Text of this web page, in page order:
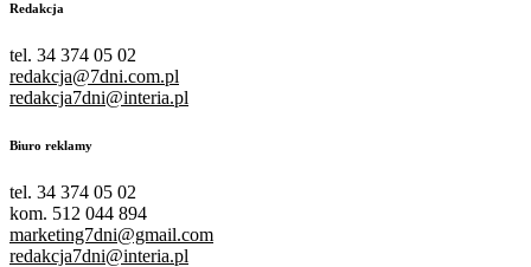
Redakcja
tel. 34 374 05 02
redakcja@7dni.com.pl
redakcja7dni@interia.pl
Biuro reklamy
tel. 34 374 05 02
kom. 512 044 894
marketing7dni@gmail.com
redakcja7dni@interia.pl